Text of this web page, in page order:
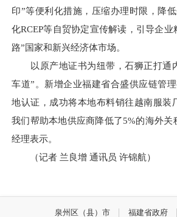
印”等便利化措施，压缩办理时限，降
化RCEP等自贸协定宣传解读，引导企业
路”国家和新兴经济体市场。
以原产地证书为纽带，石狮正打通
车道”。新增企业福建省合盛供应链管
地认证，成功将本地布料销往越南服装
我们帮助本地供应商降低了5%的海外关
经理表示。
（记者 兰良增 通讯员 许锦航）
泉州区（县）市 福建省政府